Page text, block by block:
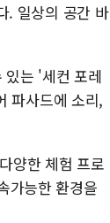
. 일상의 공간 바
있는 '세컨 포레
파사드에 소리,
양한 체험 프로
가능한 환경을